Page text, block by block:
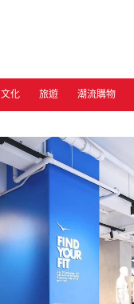
文化 旅遊 潮流購物